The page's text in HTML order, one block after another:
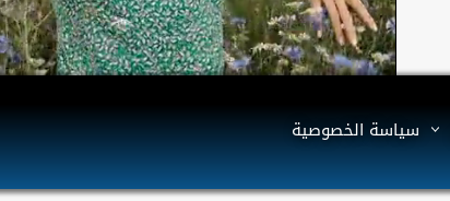
سياسة الخصوصية